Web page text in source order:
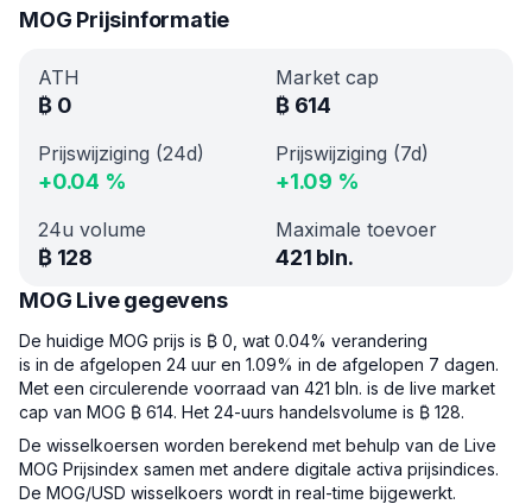
MOG Prijsinformatie
ATH
₿ 0
Market cap
₿ 614
Prijswijziging (24d)
+0.04 %
Prijswijziging (7d)
+1.09 %
24u volume
₿ 128
Maximale toevoer
421 bln.
MOG Live gegevens
De huidige MOG prijs is ₿ 0, wat 0.04% verandering
is in de afgelopen 24 uur en 1.09% in de afgelopen 7 dagen.
Met een circulerende voorraad van 421 bln. is de live market
cap van MOG ₿ 614. Het 24-uurs handelsvolume is ₿ 128.
De wisselkoersen worden berekend met behulp van de Live
MOG Prijsindex samen met andere digitale activa prijsindices.
De MOG/USD wisselkoers wordt in real-time bijgewerkt.